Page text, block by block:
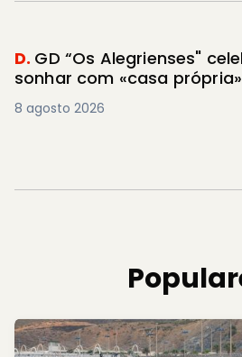
D. GD “Os Alegrienses"
sonhar com «casa própria»
8 agosto 2026